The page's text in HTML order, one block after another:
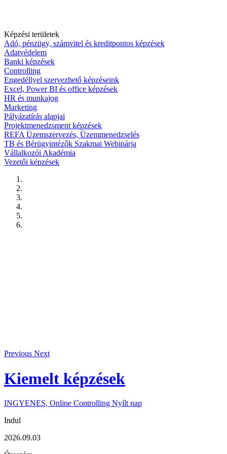
Képzési területek
Adó, pénzügy, számvitel és kreditpontos képzések
Adatvédelem
Banki képzések
Controlling
Engedéllyel szervezhető képzéseink
Excel, Power BI és office képzések
HR és munkajog
Marketing
Pályázatírás alapjai
Projektmenedzsment képzések
REFA Üzemszervezés, Üzemmenedzselés
TB és Bérügyintézők Szakmai Webinárja
Vállalkozói Akadémia
Vezetői képzések
Previous Next
Kiemelt képzések
INGYENES, Online Controlling Nyílt nap
Indul
2026.09.03